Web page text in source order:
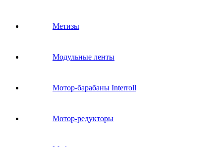
Метизы
Модульные ленты
Мотор-барабаны Interroll
Мотор-редукторы